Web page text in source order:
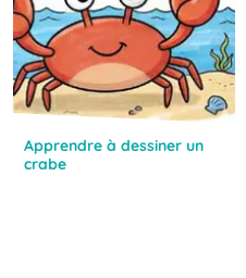
Apprendre à dessiner un
crabe